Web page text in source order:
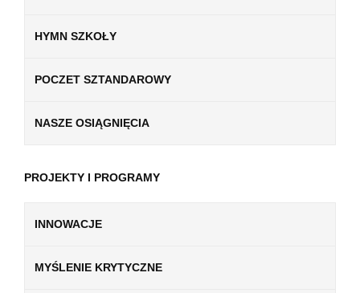
HYMN SZKOŁY
POCZET SZTANDAROWY
NASZE OSIĄGNIĘCIA
PROJEKTY I PROGRAMY
INNOWACJE
MYŚLENIE KRYTYCZNE